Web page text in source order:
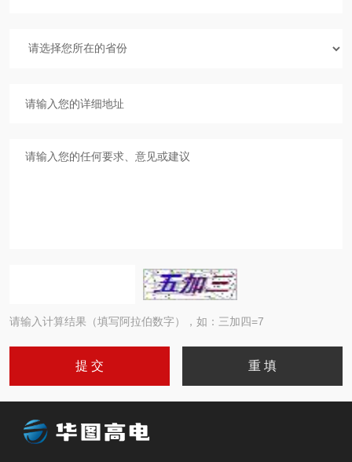
请输入计算结果（填写阿拉伯数字），如：三加四=7